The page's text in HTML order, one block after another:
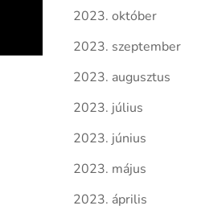
2023. október
2023. szeptember
2023. augusztus
2023. július
2023. június
2023. május
2023. április